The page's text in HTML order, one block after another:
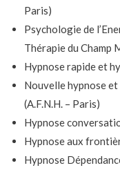
Paris)
Psychologie de
Thérapie du Champ
Hypnose rapide et
Nouvelle hypnose
(A.F.N.H. – Paris)
Hypnose
Hypnose aux
Hypnose